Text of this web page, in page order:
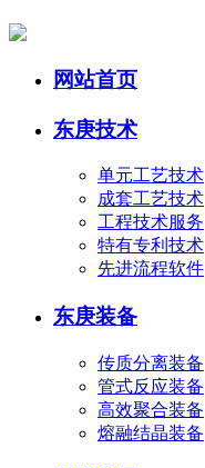
网站首页
东庚技术
单元工艺技术
成套工艺技术
工程技术服务
特有专利技术
先进流程软件
东庚装备
传质分离装备
管式反应装备
高效聚合装备
熔融结晶装备